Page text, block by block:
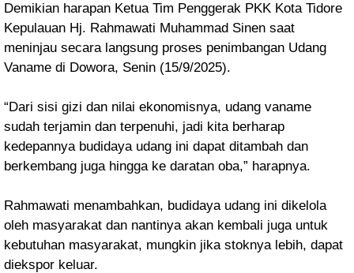
Demikian harapan Ketua Tim Penggerak PKK Kota Tidore
Kepulauan Hj. Rahmawati Muhammad Sinen saat
meninjau secara langsung proses penimbangan Udang
Vaname di Dowora, Senin (15/9/2025).
“Dari sisi gizi dan nilai ekonomisnya, udang vaname
sudah terjamin dan terpenuhi, jadi kita berharap
kedepannya budidaya udang ini dapat ditambah dan
berkembang juga hingga ke daratan oba,” harapnya.
Rahmawati menambahkan, budidaya udang ini dikelola
oleh masyarakat dan nantinya akan kembali juga untuk
kebutuhan masyarakat, mungkin jika stoknya lebih, dapat
diekspor keluar.